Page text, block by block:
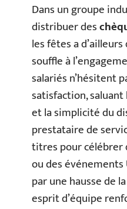
Dans un groupe
distribuer des
les fêtes a
souffle à
salariés n’hésitent
satisfaction,
et la simplicité du
prestataire de
titres pour
ou des événements
par une hausse de
esprit d’équipe